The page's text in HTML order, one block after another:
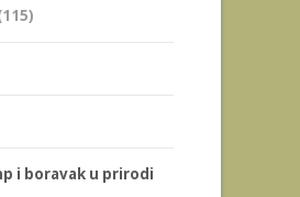
i boravak u prirodi